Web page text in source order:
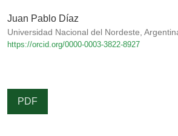
Juan Pablo Díaz
Universidad Nacional del Nordeste,
https://orcid.org/0000-0003-3822-8927
PDF